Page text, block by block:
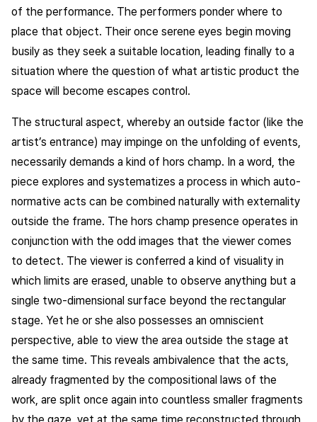
of the performance. The performers ponder where to
place that object. Their once serene eyes begin moving
busily as they seek a suitable location, leading finally to a
situation where the question of what artistic product the
space will become escapes control.
The structural aspect, whereby an outside factor (like the
artist’s entrance) may impinge on the unfolding of events,
necessarily demands a kind of hors champ. In a word, the
piece explores and systematizes a process in which auto-
normative acts can be combined naturally with externality
outside the frame. The hors champ presence operates in
conjunction with the odd images that the viewer comes
to detect. The viewer is conferred a kind of visuality in
which limits are erased, unable to observe anything but a
single two-dimensional surface beyond the rectangular
stage. Yet he or she also possesses an omniscient
perspective, able to view the area outside the stage at
the same time. This reveals ambivalence that the acts,
already fragmented by the compositional laws of the
work, are split once again into countless smaller fragments